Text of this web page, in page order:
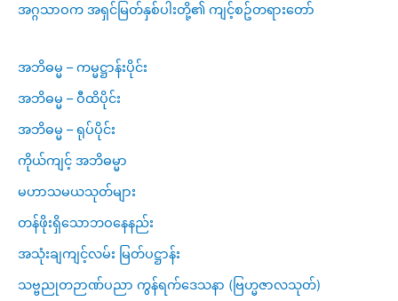
အဂ္ဂသာဝက အရှင်မြတ်နှစ်ပါးတို့၏ ကျင့်စဥ်တရားတော်
အဘိဓမ္မ – ကမ္မဋ္ဌာန်းပိုင်း
အဘိဓမ္မ – ဝီထိပိုင်း
အဘိဓမ္မ – ရုပ်ပိုင်း
ကိုယ်ကျင့် အဘိဓမ္မာ
မဟာသမယသုတ်များ
တန်ဖိုးရှိသောဘဝနေနည်း
အသုံးချကျင့်လမ်း မြတ်ပဋ္ဌာန်း
သဗ္ဗညုတဉာဏ်ပညာ ကွန်ရက်ဒေသနာ (ဗြဟ္မဇာလသုတ်)